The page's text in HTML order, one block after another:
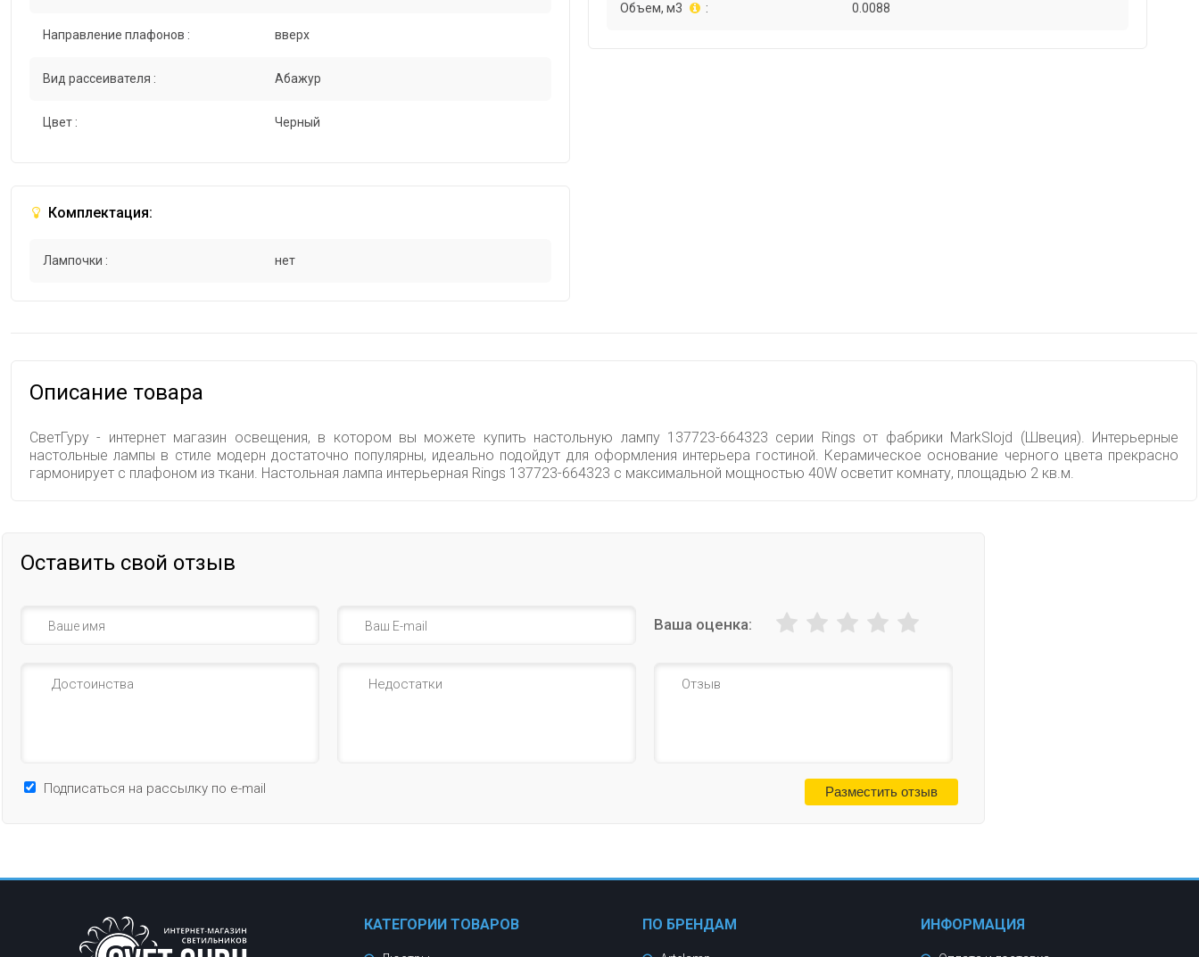
Направление плафонов : вверх
Вид рассеивателя : Абажур
Цвет : Черный
Объем, м3 : 0.0088
Комплектация:
Лампочки : нет
Описание товара
СветГуру - интернет магазин освещения, в котором вы можете купить настольную лампу 137723-664323 серии Rings от фабрики MarkSlojd (Швеция). Интерьерные
настольные лампы в стиле модерн достаточно популярны, идеально подойдут для оформления интерьера гостиной. Керамическое основание черного цвета прекрасно
гармонирует с плафоном из ткани. Настольная лампа интерьерная Rings 137723-664323 с максимальной мощностью 40W осветит комнату, площадью 2 кв.м.
Оставить свой отзыв
Ваша оценка:
Подписаться на рассылку по e-mail
КАТЕГОРИИ ТОВАРОВ ПО БРЕНДАМ ИНФОРМАЦИЯ